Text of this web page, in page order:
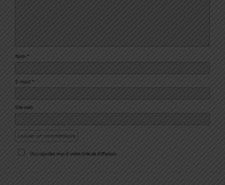
Nom *
E-mail *
Site web
Oui, ajoutez moi à votre liste de diffusion.